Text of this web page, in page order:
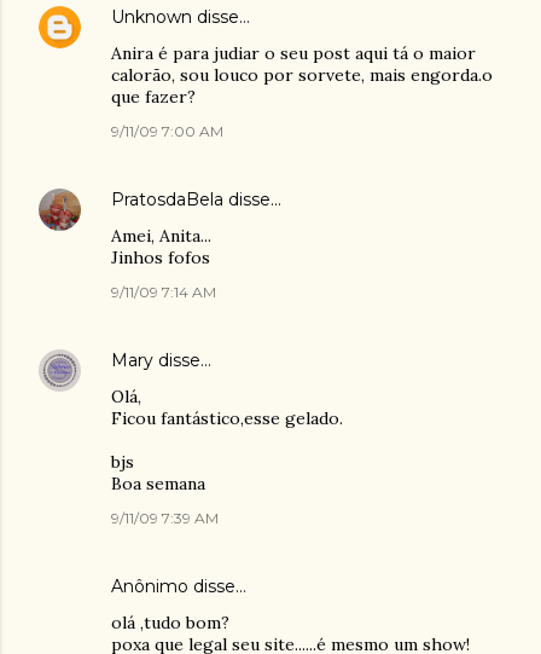
Unknown disse…
Anira é para judiar o seu post aqui tá o maior
calorão, sou louco por sorvete, mais engorda.o
que fazer?
9/11/09 7:00 AM
PratosdaBela disse…
Amei, Anita...
Jinhos fofos
9/11/09 7:14 AM
Mary disse…
Olá,
Ficou fantástico,esse gelado.
bjs
Boa semana
9/11/09 7:39 AM
Anônimo disse…
olá ,tudo bom?
poxa que legal seu site......é mesmo um show!